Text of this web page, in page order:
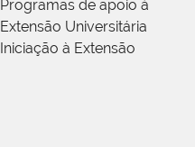
Programas de apoio à
Extensão Universitária
Iniciação à Extensão